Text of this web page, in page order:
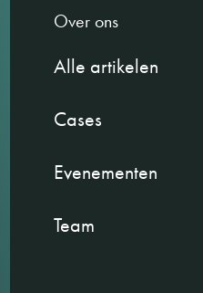
Over ons
Alle artikelen
Cases
Evenementen
Team